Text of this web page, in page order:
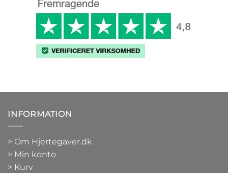
INFORMATION
> Om Hjertegaver.dk
> Min konto
> Kurv